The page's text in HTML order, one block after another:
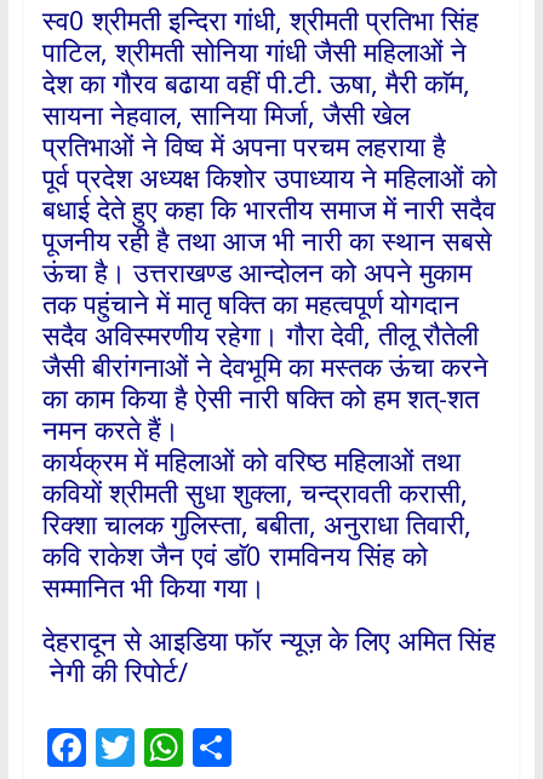
स्व0 श्रीमती इन्दिरा गांधी, श्रीमती प्रतिभा सिंह
पाटिल, श्रीमती सोनिया गांधी जैसी महिलाओं ने
देश का गौरव बढाया वहीं पी.टी. ऊषा, मैरी काॅम,
सायना नेहवाल, सानिया मिर्जा, जैसी खेल
प्रतिभाओं ने विष्व में अपना परचम लहराया है
पूर्व प्रदेश अध्यक्ष किशोर उपाध्याय ने महिलाओं को
बधाई देते हुए कहा कि भारतीय समाज में नारी सदैव
पूजनीय रही है तथा आज भी नारी का स्थान सबसे
ऊंचा है। उत्तराखण्ड आन्दोलन को अपने मुकाम
तक पहुंचाने में मातृ षक्ति का महत्वपूर्ण योगदान
सदैव अविस्मरणीय रहेगा। गौरा देवी, तीलू रौतेली
जैसी बीरांगनाओं ने देवभूमि का मस्तक ऊंचा करने
का काम किया है ऐसी नारी षक्ति को हम शत्-शत
नमन करते हैं।
कार्यक्रम में महिलाओं को वरिष्ठ महिलाओं तथा
कवियों श्रीमती सुधा शुक्ला, चन्द्रावती करासी,
रिक्शा चालक गुलिस्ता, बबीता, अनुराधा तिवारी,
कवि राकेश जैन एवं डाॅ0 रामविनय सिंह को
सम्मानित भी किया गया।
देहरादून से आइडिया फॉर न्यूज़ के लिए अमित सिंह
नेगी की रिपोर्ट/
F T W S